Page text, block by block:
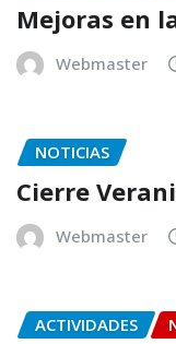
Mejoras en
Webmaster
NOTICIAS
Cierre
Webmaster
ACTIVIDADES